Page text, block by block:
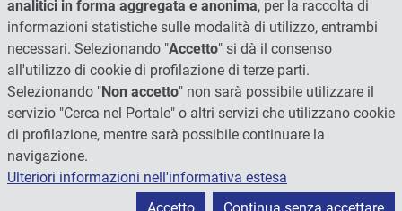
© 2026 - Università degli Studi di Perugia
analitici in forma aggregata e anonima, per la raccolta di
informazioni statistiche sulle modalità di utilizzo, entrambi
necessari. Selezionando "Accetto" si dà il consenso
all'utilizzo di cookie di profilazione di terze parti.
Selezionando "Non accetto" non sarà possibile utilizzare il
servizio "Cerca nel Portale" o altri servizi che utilizzano cookie
di profilazione, mentre sarà possibile continuare la
navigazione.
Ulteriori informazioni nell'informativa estesa